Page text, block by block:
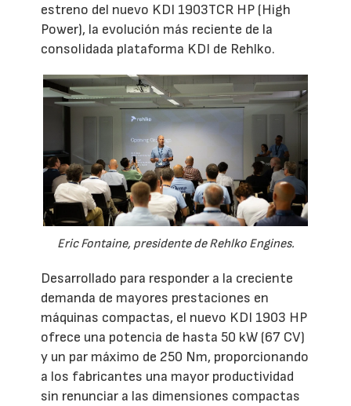
estreno del nuevo KDI 1903TCR HP (High
Power), la evolución más reciente de la
consolidada plataforma KDI de Rehlko.
Eric Fontaine, presidente de Rehlko Engines.
Desarrollado para responder a la creciente
demanda de mayores prestaciones en
máquinas compactas, el nuevo KDI 1903 HP
ofrece una potencia de hasta 50 kW (67 CV)
y un par máximo de 250 Nm, proporcionando
a los fabricantes una mayor productividad
sin renunciar a las dimensiones compactas